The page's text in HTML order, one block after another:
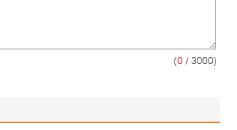
(0 / 3000)